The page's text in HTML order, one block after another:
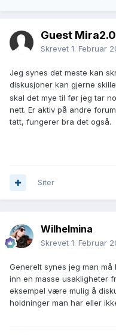
Guest Mira2.0
Skrevet 1. Februar
Jeg synes det meste kan
diskusjoner kan gjerne
skal det mye til før jeg tar
nett. Er aktiv på andre
tatt, fungerer bra det også.
Siter
Wilhelmina
Skrevet 1. Februar
Generelt synes jeg man
inn en masse usakligheter
eksempel være mulig å
holdninger man har eller